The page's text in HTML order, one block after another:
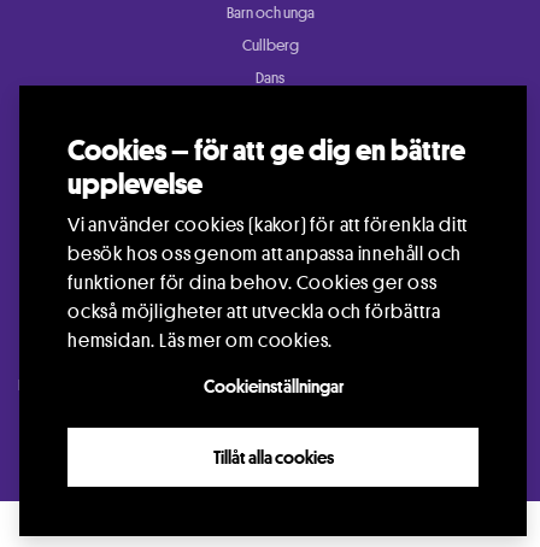
Cookies – för att ge dig en bättre
upplevelse
Vi använder cookies (kakor) för att förenkla ditt
besök hos oss genom att anpassa innehåll och
funktioner för dina behov. Cookies ger oss
också möjligheter att utveckla och förbättra
hemsidan.Läs mer om cookies.
Cookieinställningar
Tillåt alla cookies
Barn och unga
Cullberg
Dans
Riksteatern Crea
Kontakt Jobba hos oss Languages